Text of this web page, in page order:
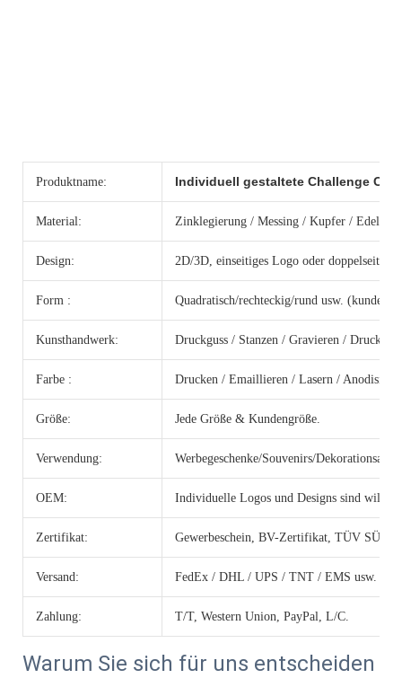
Produktname: Individuell gestaltete Challenge Coin
Material: Zinklegierung / Messing / Kupfer /
Design: 2D/3D, einseitiges Logo oder
Form : Quadratisch/rechteckig/rund usw.
Kunsthandwerk: Druckguss / Stanzen / Gravieren / Drucken
Farbe : Drucken / Emaillieren / Lasern /
Größe: Jede Größe & Kundengröße.
Verwendung: Werbegeschenke/Souvenirs/
OEM: Individuelle Logos und Designs sind
Zertifikat: Gewerbeschein, BV-Zertifikat, TÜV SÜD-
Versand: FedEx / DHL / UPS / TNT / EMS usw.
Zahlung: T/T, Western Union, PayPal, L/C.
Warum Sie sich für uns entscheiden